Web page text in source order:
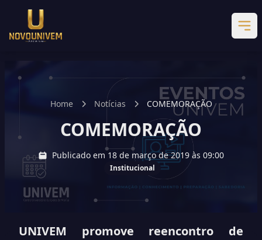
Home Notícias COMEMORAÇÃO
COMEMORAÇÃO
Publicado em 18 de março de 2019 às 09:00
Institucional
UNIVEM promove reencontro de